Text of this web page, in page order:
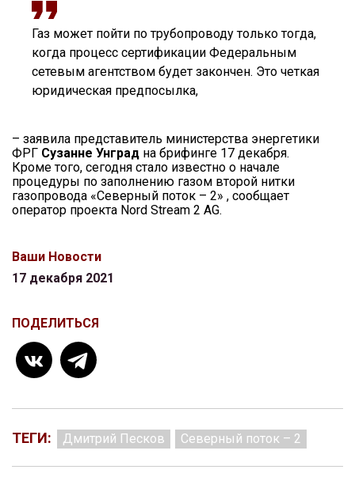
Газ может пойти по трубопроводу только тогда,
когда процесс сертификации Федеральным
сетевым агентством будет закончен. Это четкая
юридическая предпосылка,
– заявила представитель министерства энергетики
ФРГ Сузанне Унград на брифинге 17 декабря.
Кроме того, сегодня стало известно о начале
процедуры по заполнению газом второй нитки
газопровода «Северный поток – 2» , сообщает
оператор проекта Nord Stream 2 AG.
Ваши Новости
17 декабря 2021
ПОДЕЛИТЬСЯ
ТЕГИ: Дмитрий Песков Северный поток – 2